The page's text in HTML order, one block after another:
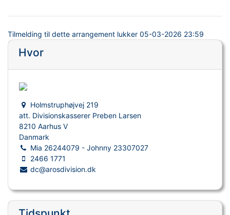
Tilmelding til dette arrangement lukker 05-03-2026 23:59
Hvor
Holmstruphøjvej 219
att. Divisionskasserer Preben Larsen
8210 Aarhus V
Danmark
Mia 26244079 - Johnny 23307027
2466 1771
dc@arosdivision.dk